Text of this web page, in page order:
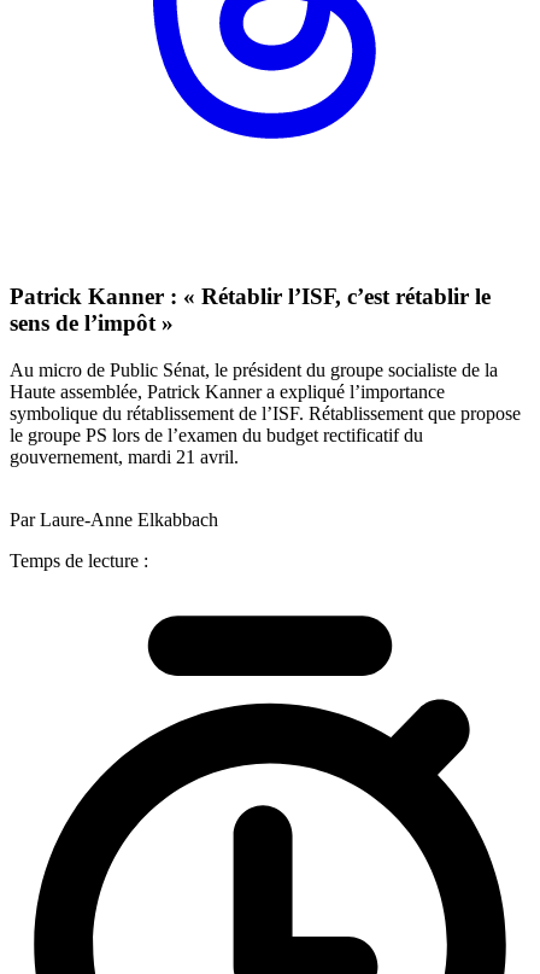
Patrick Kanner : « Rétablir l’ISF, c’est rétablir le
sens de l’impôt »
Au micro de Public Sénat, le président du groupe socialiste de la
Haute assemblée, Patrick Kanner a expliqué l’importance
symbolique du rétablissement de l’ISF. Rétablissement que propose
le groupe PS lors de l’examen du budget rectificatif du
gouvernement, mardi 21 avril.
Par Laure-Anne Elkabbach
Temps de lecture :